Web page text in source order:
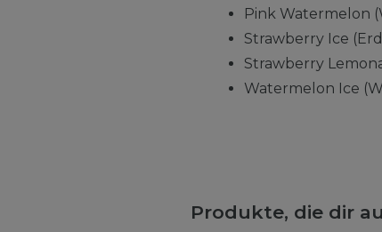
Pink Watermelon
Strawberry Ice
Strawberry
Watermelon Ice
Produkte, die dir